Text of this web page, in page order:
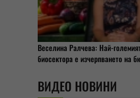
Веселина Ралчева: Най-
биосектора е изчерпването на
ВИДЕО НОВИНИ